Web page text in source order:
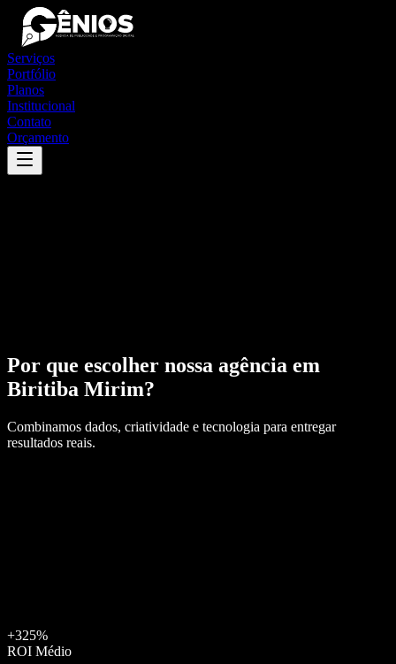
Serviços
Portfólio
Planos
Institucional
Contato
Orçamento
Por que escolher nossa agência em
Biritiba Mirim?
Combinamos dados, criatividade e tecnologia para entregar
resultados reais.
+325%
ROI Médio